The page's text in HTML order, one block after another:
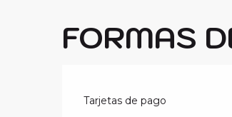
FORMAS
Tarjetas de pago